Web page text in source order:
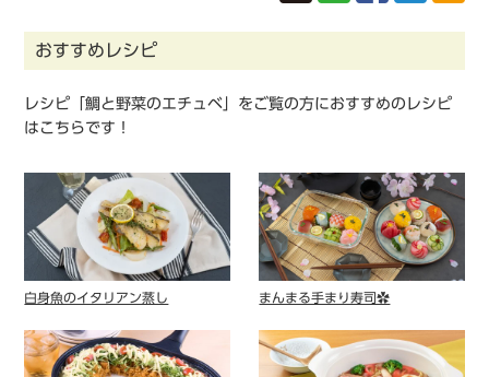
おすすめレシピ
レシピ「鯛と野菜のエチュベ」をご覧の方におすすめのレシピ
はこちらです！
白身魚のイタリアン蒸し まんまる手まり寿司✿